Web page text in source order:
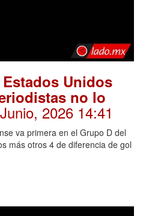
Unidos
no lo
2026 14:41
va primera en el Grupo D del
más otros 4 de diferencia de gol